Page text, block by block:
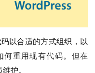
以合适的方式组织，以
何重用现有代码。但在
护。